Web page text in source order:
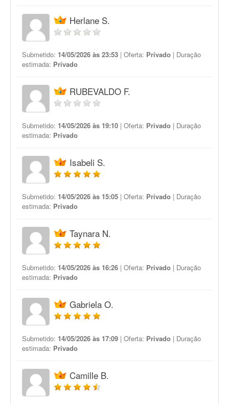
Herlane S.
Submetido: 14/05/2026 às 23:53 | Oferta: Privado | Duração
estimada: Privado
RUBEVALDO F.
Submetido: 14/05/2026 às 19:10 | Oferta: Privado | Duração
estimada: Privado
Isabeli S.
Submetido: 14/05/2026 às 15:05 | Oferta: Privado | Duração
estimada: Privado
Taynara N.
Submetido: 14/05/2026 às 16:26 | Oferta: Privado | Duração
estimada: Privado
Gabriela O.
Submetido: 14/05/2026 às 17:09 | Oferta: Privado | Duração
estimada: Privado
Camille B.